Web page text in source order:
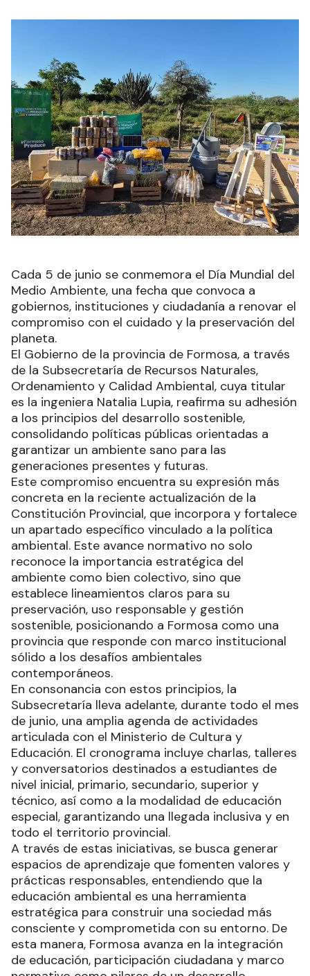
Cada 5 de junio se conmemora el Día Mundial del
Medio Ambiente, una fecha que convoca a
gobiernos, instituciones y ciudadanía a renovar el
compromiso con el cuidado y la preservación del
planeta.
El Gobierno de la provincia de Formosa, a través
de la Subsecretaría de Recursos Naturales,
Ordenamiento y Calidad Ambiental, cuya titular
es la ingeniera Natalia Lupia, reafirma su adhesión
a los principios del desarrollo sostenible,
consolidando políticas públicas orientadas a
garantizar un ambiente sano para las
generaciones presentes y futuras.
Este compromiso encuentra su expresión más
concreta en la reciente actualización de la
Constitución Provincial, que incorpora y fortalece
un apartado específico vinculado a la política
ambiental. Este avance normativo no solo
reconoce la importancia estratégica del
ambiente como bien colectivo, sino que
establece lineamientos claros para su
preservación, uso responsable y gestión
sostenible, posicionando a Formosa como una
provincia que responde con marco institucional
sólido a los desafíos ambientales
contemporáneos.
En consonancia con estos principios, la
Subsecretaría lleva adelante, durante todo el mes
de junio, una amplia agenda de actividades
articulada con el Ministerio de Cultura y
Educación. El cronograma incluye charlas, talleres
y conversatorios destinados a estudiantes de
nivel inicial, primario, secundario, superior y
técnico, así como a la modalidad de educación
especial, garantizando una llegada inclusiva y en
todo el territorio provincial.
A través de estas iniciativas, se busca generar
espacios de aprendizaje que fomenten valores y
prácticas responsables, entendiendo que la
educación ambiental es una herramienta
estratégica para construir una sociedad más
consciente y comprometida con su entorno. De
esta manera, Formosa avanza en la integración
de educación, participación ciudadana y marco